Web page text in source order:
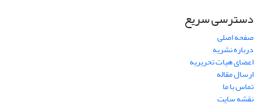
دسترسی سریع
صفحه اصلی
درباره نشریه
اعضای هیات تحریریه
ارسال مقاله
تماس با ما
نقشه سایت